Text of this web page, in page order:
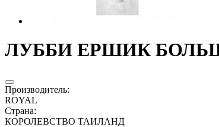
ЛУББИ ЕРШИК
Производитель:
ROYAL
Страна:
КОРОЛЕВСТВО ТАИЛАНД